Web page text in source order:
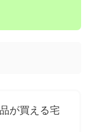
が買える宅